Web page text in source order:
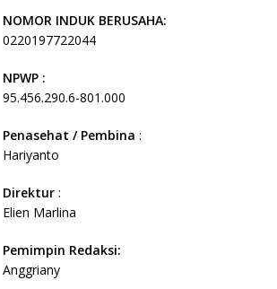
NOMOR INDUK BERUSAHA:
0220197722044
NPWP :
95.456.290.6-801.000
Penasehat / Pembina :
Hariyanto
Direktur :
Elien Marlina
Pemimpin Redaksi:
Anggriany